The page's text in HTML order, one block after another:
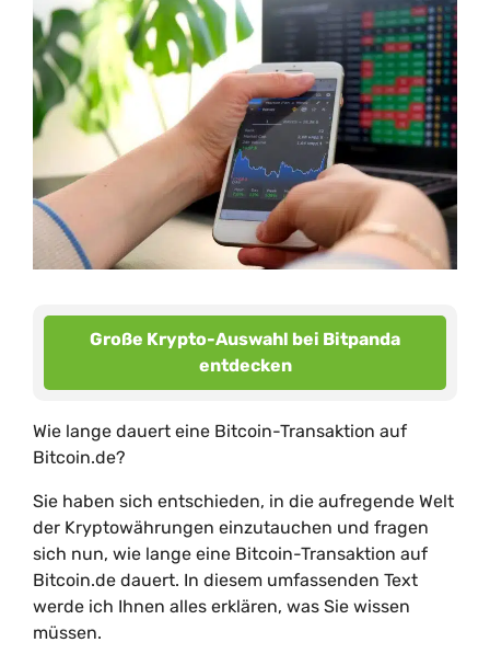
Große Krypto-Auswahl bei Bitpanda
entdecken
Wie lange dauert eine Bitcoin-Transaktion auf
Bitcoin.de?
Sie haben sich entschieden, in die aufregende Welt
der Kryptowährungen einzutauchen und fragen
sich nun, wie lange eine Bitcoin-Transaktion auf
Bitcoin.de dauert. In diesem umfassenden Text
werde ich Ihnen alles erklären, was Sie wissen
müssen.